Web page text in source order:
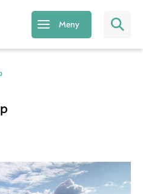
Meny